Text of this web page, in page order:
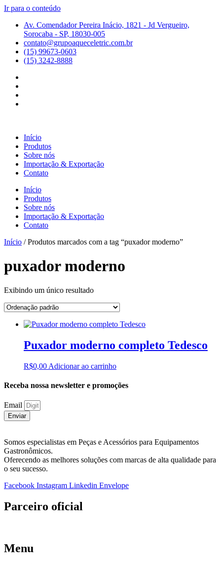
Ir para o conteúdo
Av. Comendador Pereira Inácio, 1821 - Jd Vergueiro,
Sorocaba - SP, 18030-005
contato@grupoaqueceletric.com.br
(15) 99673-0603
(15) 3242-8888
Início
Produtos
Sobre nós
Importação & Exportação
Contato
Início
Produtos
Sobre nós
Importação & Exportação
Contato
Início / Produtos marcados com a tag “puxador moderno”
puxador moderno
Exibindo um único resultado
Puxador moderno completo Tedesco
R$0,00 Adicionar ao carrinho
Receba nossa newsletter e promoções
Email
Enviar
Somos especialistas em Peças e Acessórios para Equipamentos
Gastronômicos.
Oferecendo as melhores soluções com marcas de alta qualidade para
o seu sucesso.
Facebook Instagram Linkedin Envelope
Parceiro oficial
Menu